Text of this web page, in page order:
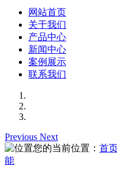
网站首页
关于我们
产品中心
新闻中心
案例展示
联系我们
Previous Next
您的当前位置： 首
能